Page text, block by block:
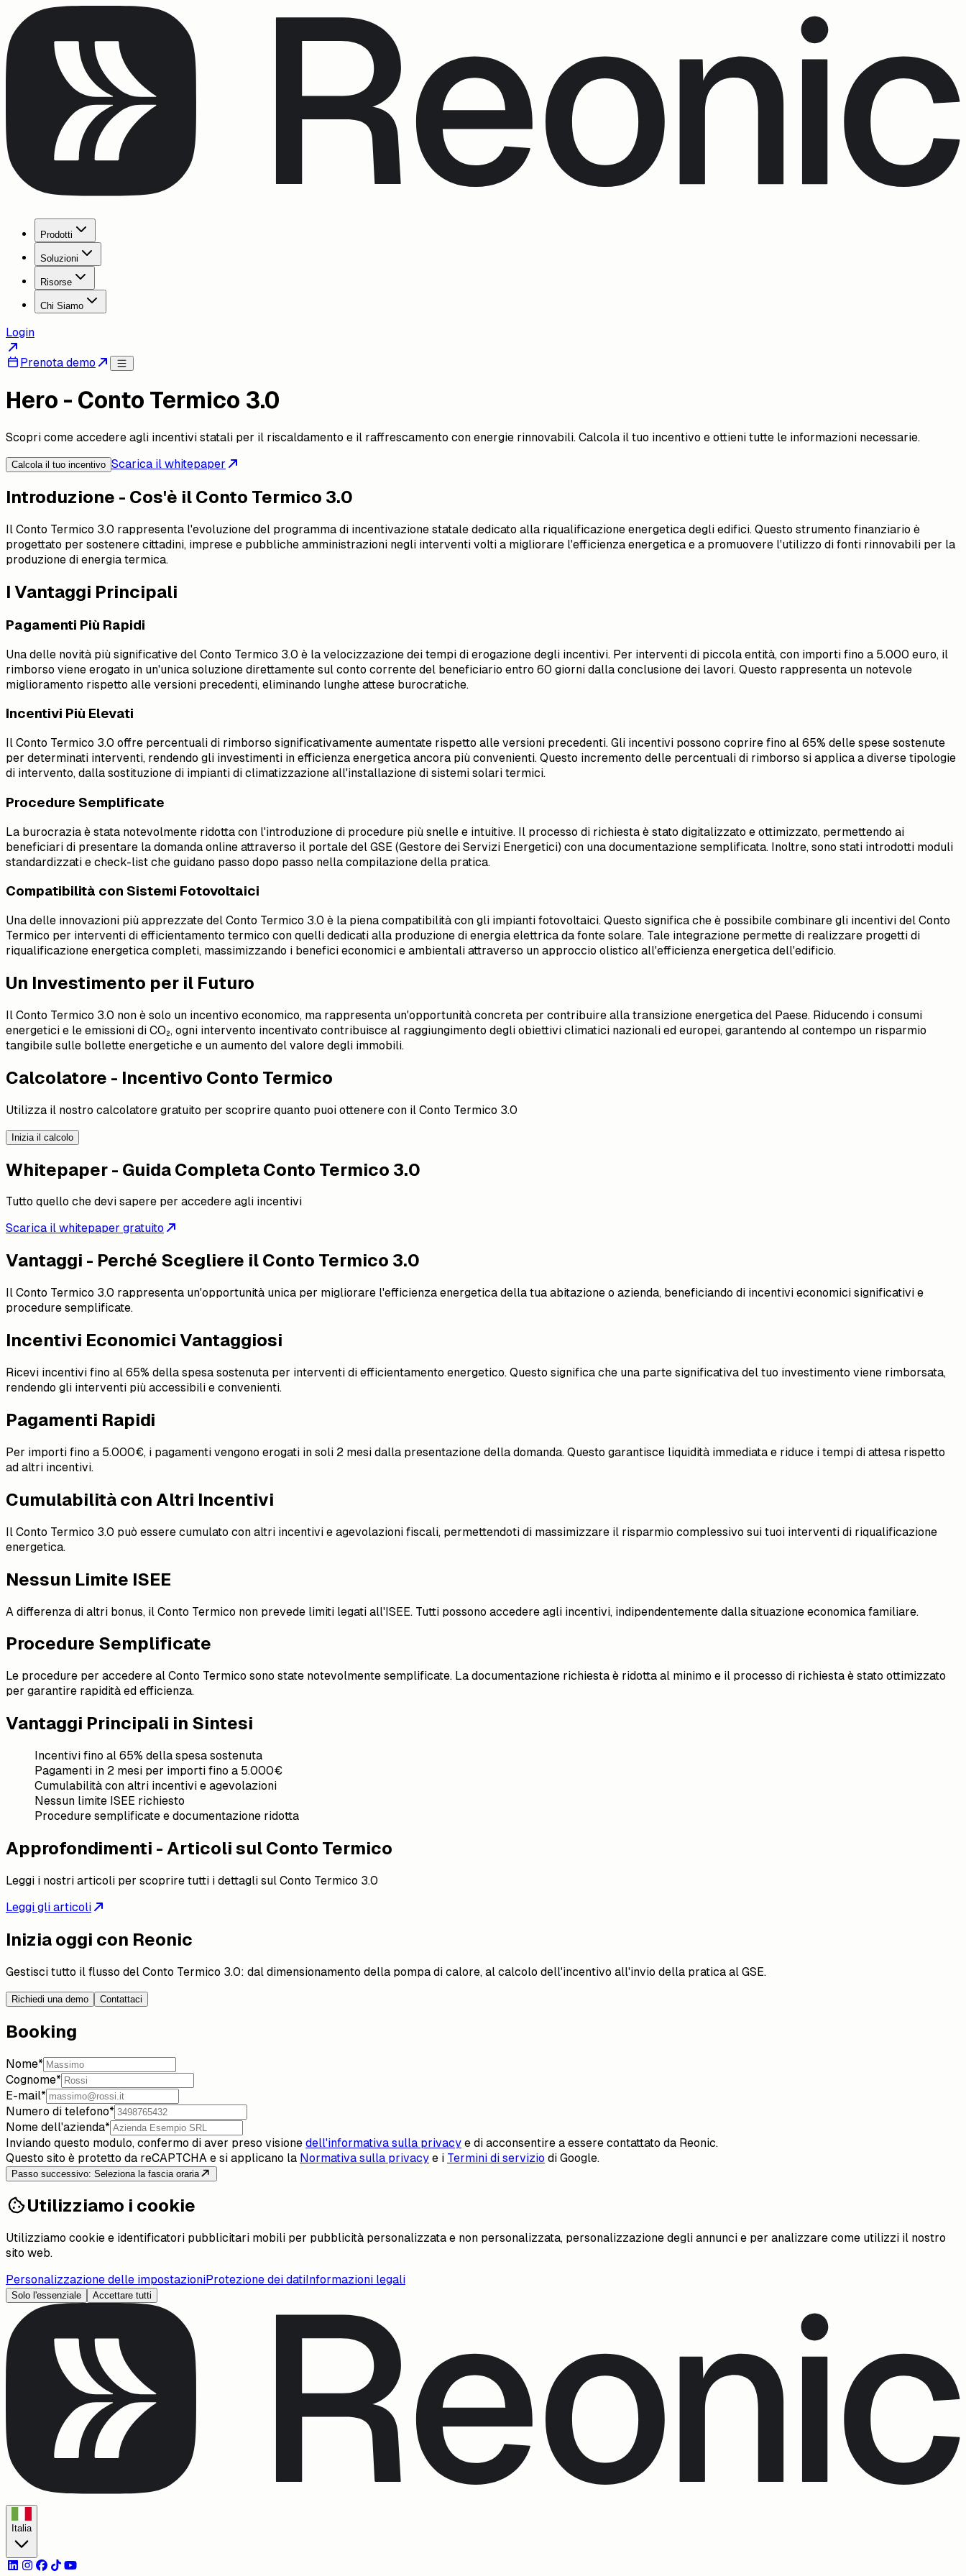
Prodotti
Soluzioni
Risorse
Chi Siamo
Login
Prenota demo
Hero - Conto Termico 3.0
Scopri come accedere agli incentivi statali per il riscaldamento e il raffrescamento con energie rinnovabili. Calcola il tuo incentivo e ottieni tutte le informazioni necessarie.
Calcola il tuo incentivo Scarica il whitepaper
Introduzione - Cos'è il Conto Termico 3.0
Il Conto Termico 3.0 rappresenta l'evoluzione del programma di incentivazione statale dedicato alla riqualificazione energetica degli edifici. Questo strumento finanziario è
progettato per sostenere cittadini, imprese e pubbliche amministrazioni negli interventi volti a migliorare l'efficienza energetica e a promuovere l'utilizzo di fonti rinnovabili per la
produzione di energia termica.
I Vantaggi Principali
Pagamenti Più Rapidi
Una delle novità più significative del Conto Termico 3.0 è la velocizzazione dei tempi di erogazione degli incentivi. Per interventi di piccola entità, con importi fino a 5.000 euro, il
rimborso viene erogato in un'unica soluzione direttamente sul conto corrente del beneficiario entro 60 giorni dalla conclusione dei lavori. Questo rappresenta un notevole
miglioramento rispetto alle versioni precedenti, eliminando lunghe attese burocratiche.
Incentivi Più Elevati
Il Conto Termico 3.0 offre percentuali di rimborso significativamente aumentate rispetto alle versioni precedenti. Gli incentivi possono coprire fino al 65% delle spese sostenute
per determinati interventi, rendendo gli investimenti in efficienza energetica ancora più convenienti. Questo incremento delle percentuali di rimborso si applica a diverse tipologie
di intervento, dalla sostituzione di impianti di climatizzazione all'installazione di sistemi solari termici.
Procedure Semplificate
La burocrazia è stata notevolmente ridotta con l'introduzione di procedure più snelle e intuitive. Il processo di richiesta è stato digitalizzato e ottimizzato, permettendo ai
beneficiari di presentare la domanda online attraverso il portale del GSE (Gestore dei Servizi Energetici) con una documentazione semplificata. Inoltre, sono stati introdotti moduli
standardizzati e check-list che guidano passo dopo passo nella compilazione della pratica.
Compatibilità con Sistemi Fotovoltaici
Una delle innovazioni più apprezzate del Conto Termico 3.0 è la piena compatibilità con gli impianti fotovoltaici. Questo significa che è possibile combinare gli incentivi del Conto
Termico per interventi di efficientamento termico con quelli dedicati alla produzione di energia elettrica da fonte solare. Tale integrazione permette di realizzare progetti di
riqualificazione energetica completi, massimizzando i benefici economici e ambientali attraverso un approccio olistico all'efficienza energetica dell'edificio.
Un Investimento per il Futuro
Il Conto Termico 3.0 non è solo un incentivo economico, ma rappresenta un'opportunità concreta per contribuire alla transizione energetica del Paese. Riducendo i consumi
energetici e le emissioni di CO₂, ogni intervento incentivato contribuisce al raggiungimento degli obiettivi climatici nazionali ed europei, garantendo al contempo un risparmio
tangibile sulle bollette energetiche e un aumento del valore degli immobili.
Calcolatore - Incentivo Conto Termico
Utilizza il nostro calcolatore gratuito per scoprire quanto puoi ottenere con il Conto Termico 3.0
Inizia il calcolo
Whitepaper - Guida Completa Conto Termico 3.0
Tutto quello che devi sapere per accedere agli incentivi
Scarica il whitepaper gratuito
Vantaggi - Perché Scegliere il Conto Termico 3.0
Il Conto Termico 3.0 rappresenta un'opportunità unica per migliorare l'efficienza energetica della tua abitazione o azienda, beneficiando di incentivi economici significativi e
procedure semplificate.
Incentivi Economici Vantaggiosi
Ricevi incentivi fino al 65% della spesa sostenuta per interventi di efficientamento energetico. Questo significa che una parte significativa del tuo investimento viene rimborsata,
rendendo gli interventi più accessibili e convenienti.
Pagamenti Rapidi
Per importi fino a 5.000€, i pagamenti vengono erogati in soli 2 mesi dalla presentazione della domanda. Questo garantisce liquidità immediata e riduce i tempi di attesa rispetto
ad altri incentivi.
Cumulabilità con Altri Incentivi
Il Conto Termico 3.0 può essere cumulato con altri incentivi e agevolazioni fiscali, permettendoti di massimizzare il risparmio complessivo sui tuoi interventi di riqualificazione
energetica.
Nessun Limite ISEE
A differenza di altri bonus, il Conto Termico non prevede limiti legati all'ISEE. Tutti possono accedere agli incentivi, indipendentemente dalla situazione economica familiare.
Procedure Semplificate
Le procedure per accedere al Conto Termico sono state notevolmente semplificate. La documentazione richiesta è ridotta al minimo e il processo di richiesta è stato ottimizzato
per garantire rapidità ed efficienza.
Vantaggi Principali in Sintesi
Incentivi fino al 65% della spesa sostenuta
Pagamenti in 2 mesi per importi fino a 5.000€
Cumulabilità con altri incentivi e agevolazioni
Nessun limite ISEE richiesto
Procedure semplificate e documentazione ridotta
Approfondimenti - Articoli sul Conto Termico
Leggi i nostri articoli per scoprire tutti i dettagli sul Conto Termico 3.0
Leggi gli articoli
Inizia oggi con Reonic
Gestisci tutto il flusso del Conto Termico 3.0: dal dimensionamento della pompa di calore, al calcolo dell'incentivo all'invio della pratica al GSE.
Richiedi una demo Contattaci
Booking
Nome*
Cognome*
E-mail*
Numero di telefono*
Nome dell'azienda*
Inviando questo modulo, confermo di aver preso visione dell'informativa sulla privacy e di acconsentire a essere contattato da Reonic.
Questo sito è protetto da reCAPTCHA e si applicano la Normativa sulla privacy e i Termini di servizio di Google.
Passo successivo: Seleziona la fascia oraria
Utilizziamo i cookie
Utilizziamo cookie e identificatori pubblicitari mobili per pubblicità personalizzata e non personalizzata, personalizzazione degli annunci e per analizzare come utilizzi il nostro
sito web.
Personalizzazione delle impostazioniProtezione dei dati Informazioni legali
Solo l'essenziale Accettare tutti
Italia